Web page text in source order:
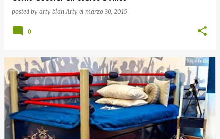
posted by arty blanArty el marzo 30, 2015
0